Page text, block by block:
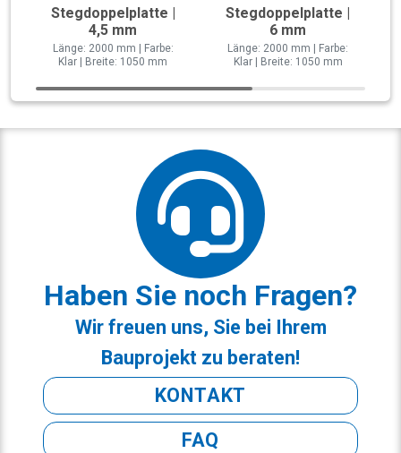
Stegdoppelplatte |
4,5 mm
Länge: 2000 mm | Farbe:
Klar | Breite: 1050 mm
Stegdoppelplatte |
6 mm
Länge: 2000 mm | Farbe:
Klar | Breite: 1050 mm
Haben Sie noch Fragen?
Wir freuen uns, Sie bei Ihrem
Bauprojekt zu beraten!
KONTAKT
FAQ